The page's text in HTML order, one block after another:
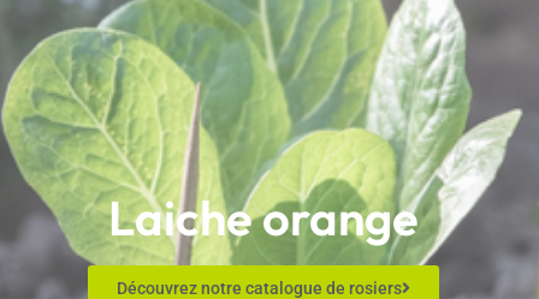
Laiche orange
Découvrez notre catalogue de rosiers